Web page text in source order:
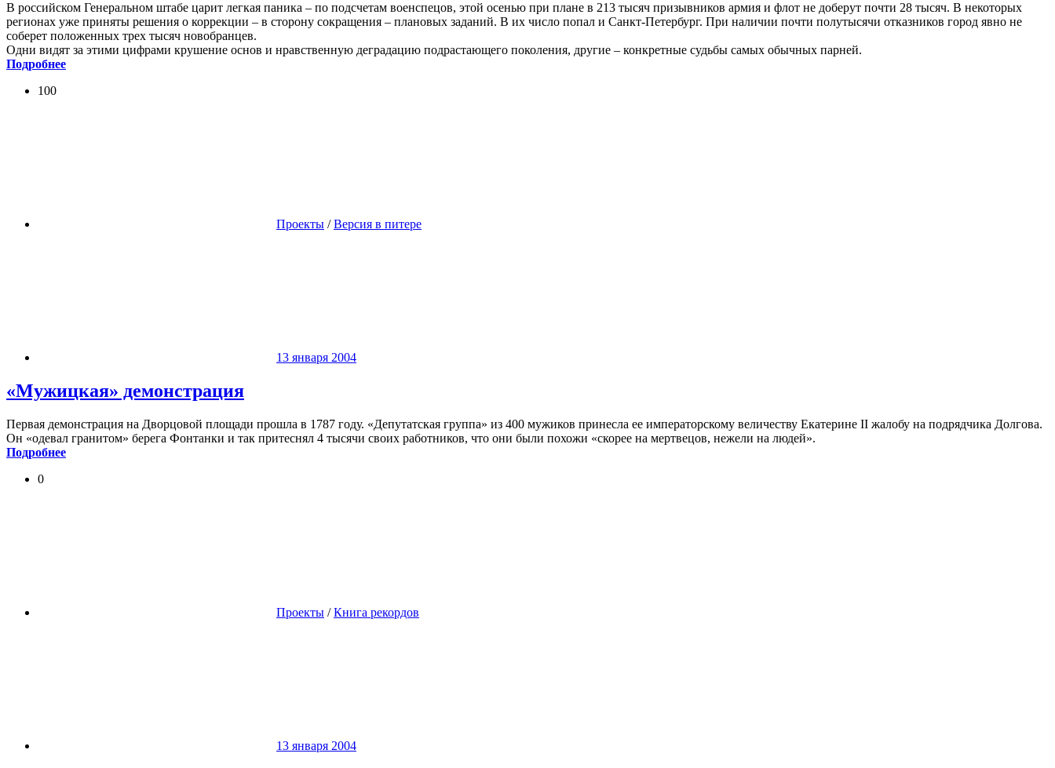
В российском Генеральном штабе царит легкая паника – по подсчетам военспецов, этой осенью при плане в 213 тысяч призывников армия и флот не доберут почти 28 тысяч. В некоторых
регионах уже приняты решения о коррекции – в сторону сокращения – плановых заданий. В их число попал и Санкт-Петербург. При наличии почти полутысячи отказников город явно не
соберет положенных трех тысяч новобранцев.
Одни видят за этими цифрами крушение основ и нравственную деградацию подрастающего поколения, другие – конкретные судьбы самых обычных парней.
Подробнее
100
Проекты /Версия в питере
13 января 2004
«Мужицкая» демонстрация
Первая демонстрация на Дворцовой площади прошла в 1787 году. «Депутатская группа» из 400 мужиков принесла ее императорскому величеству Екатерине II жалобу на подрядчика Долгова.
Он «одевал гранитом» берега Фонтанки и так притеснял 4 тысячи своих работников, что они были похожи «скорее на мертвецов, нежели на людей».
Подробнее
0
Проекты /Книга рекордов
13 января 2004